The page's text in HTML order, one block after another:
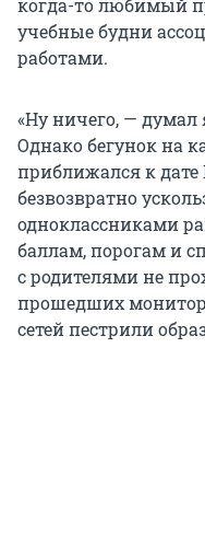
учебные будни
работами.
«Ну ничего, — думал
Однако бегунок на
приближался к дате
безвозвратно
одноклассниками
баллам, порогам и
с родителями не
прошедших
сетей пестрили